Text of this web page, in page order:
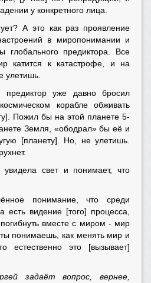
у конкретного лица.
А это как раз проявление
в миропонимании и
глобального предиктора. Все
катится к катастрофе, и на
улетишь.
уже давно бросил
корабле обживать
Пожил бы на этой планете 5-
Земля, «ободрал» бы её и
[планету]. Но, не улетишь.
свет и понимает, что
понимание, что среди
есть видение [того] процесса,
вместе с миром - мир
понимаешь, как менять мир и
естественно это [вызывает]
задаёт вопрос, вернее,